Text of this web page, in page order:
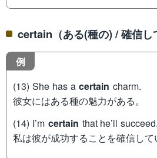
certain（ある(種の) / 確信し
例
(13) She has a certain charm.
彼女にはある種の魅力がある。
(14) I’m certain that he’ll succeed.
私は彼が成功することを確信して